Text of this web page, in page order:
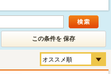
この条件を 保存